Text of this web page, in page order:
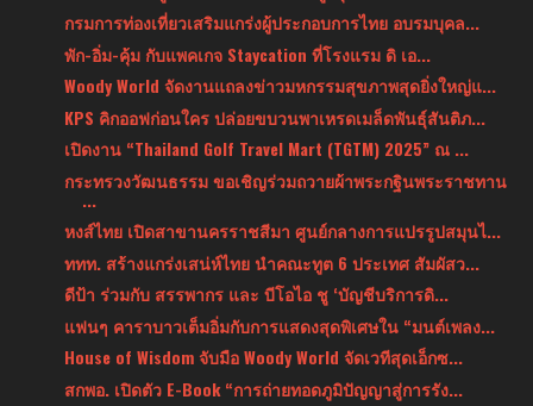
กรมการท่องเที่ยวเสริมแกร่งผู้ประกอบการไทย อบรมบุคล...
พัก-อิ่ม-คุ้ม กับแพคเกจ Staycation ที่โรงแรม ดิ เอ...
Woody World จัดงานแถลงข่าวมหกรรมสุขภาพสุดยิ่งใหญ่แ...
KPS คิกออฟก่อนใคร ปล่อยขบวนพาเหรดเมล็ดพันธุ์สันติภ...
เปิดงาน “Thailand Golf Travel Mart (TGTM) 2025” ณ ...
กระทรวงวัฒนธรรม ขอเชิญร่วมถวายผ้าพระกฐินพระราชทาน
...
หงส์ไทย เปิดสาขานครราชสีมา ศูนย์กลางการแปรรูปสมุนไ...
ททท. สร้างแกร่งเสน่ห์ไทย นำคณะทูต 6 ประเทศ สัมผัสว...
ดีป้า ร่วมกับ สรรพากร และ บีโอไอ ชู ‘บัญชีบริการดิ...
แฟนๆ คาราบาวเต็มอิ่มกับการแสดงสุดพิเศษใน “มนต์เพลง...
House of Wisdom จับมือ Woody World จัดเวทีสุดเอ็กซ...
สกพอ. เปิดตัว E-Book “การถ่ายทอดภูมิปัญญาสู่การรัง...